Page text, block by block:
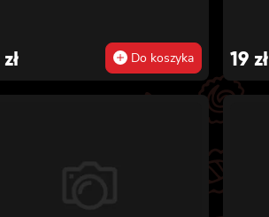
zł Do koszyka 19 zł